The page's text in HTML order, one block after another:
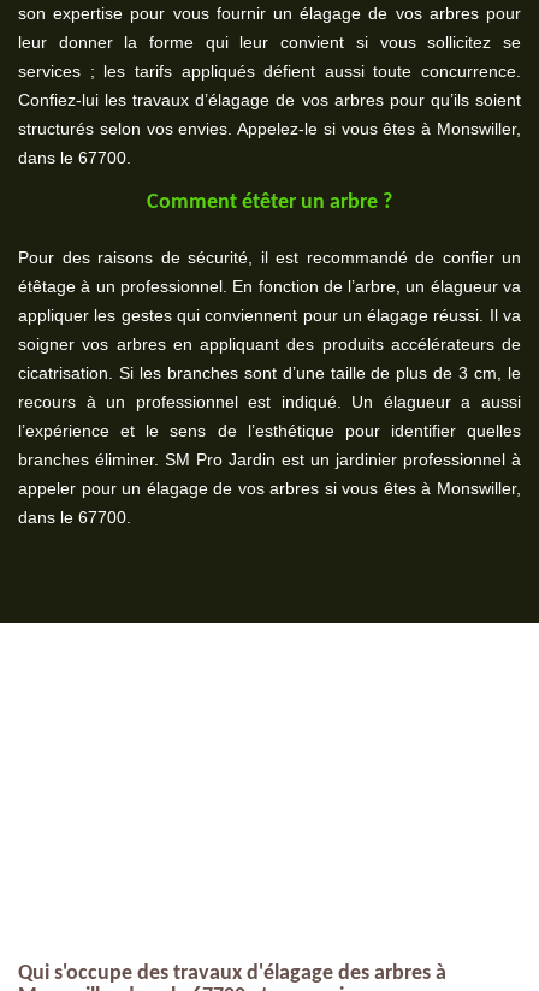
son expertise pour vous fournir un élagage de vos arbres pour
leur donner la forme qui leur convient si vous sollicitez se
services ; les tarifs appliqués défient aussi toute concurrence.
Confiez-lui les travaux d’élagage de vos arbres pour qu’ils soient
structurés selon vos envies. Appelez-le si vous êtes à Monswiller,
dans le 67700.
Comment étêter un arbre ?
Pour des raisons de sécurité, il est recommandé de confier un
étêtage à un professionnel. En fonction de l’arbre, un élagueur va
appliquer les gestes qui conviennent pour un élagage réussi. Il va
soigner vos arbres en appliquant des produits accélérateurs de
cicatrisation. Si les branches sont d’une taille de plus de 3 cm, le
recours à un professionnel est indiqué. Un élagueur a aussi
l’expérience et le sens de l’esthétique pour identifier quelles
branches éliminer. SM Pro Jardin est un jardinier professionnel à
appeler pour un élagage de vos arbres si vous êtes à Monswiller,
dans le 67700.
Qui s'occupe des travaux d'élagage des arbres à